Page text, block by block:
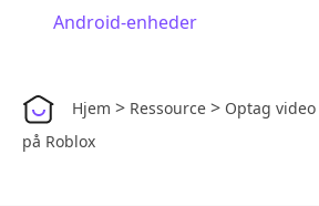
Android-enheder
Hjem > Ressource > Optag video
på Roblox